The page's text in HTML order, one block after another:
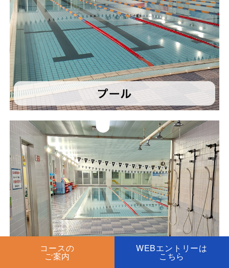
コースの
ご案内
WEBエントリーは
こちら